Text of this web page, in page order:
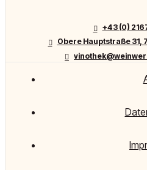
+43 (0)
Obere Hauptstraße 31,